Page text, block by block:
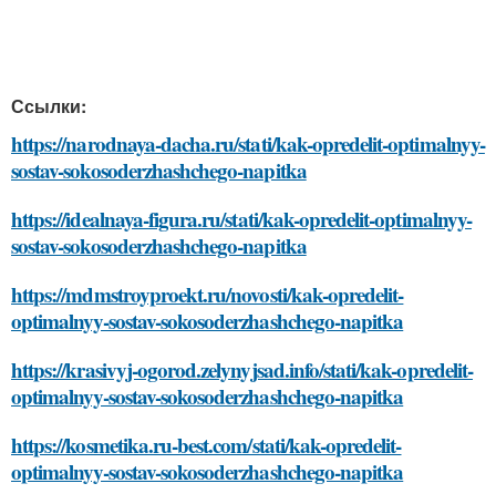
Ссылки:
https://narodnaya-dacha.ru/stati/kak-opredelit-optimalnyy-
sostav-sokosoderzhashchego-napitka
https://idealnaya-figura.ru/stati/kak-opredelit-optimalnyy-
sostav-sokosoderzhashchego-napitka
https://mdmstroyproekt.ru/novosti/kak-opredelit-
optimalnyy-sostav-sokosoderzhashchego-napitka
https://krasivyj-ogorod.zelynyjsad.info/stati/kak-opredelit-
optimalnyy-sostav-sokosoderzhashchego-napitka
https://kosmetika.ru-best.com/stati/kak-opredelit-
optimalnyy-sostav-sokosoderzhashchego-napitka